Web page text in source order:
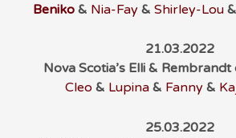
Beniko& Nia-Fay & Shirley-Lou&
21.03.2022
Nova Scotia’s Elli &
Cleo & Lupina& Fanny &
25.03.2022